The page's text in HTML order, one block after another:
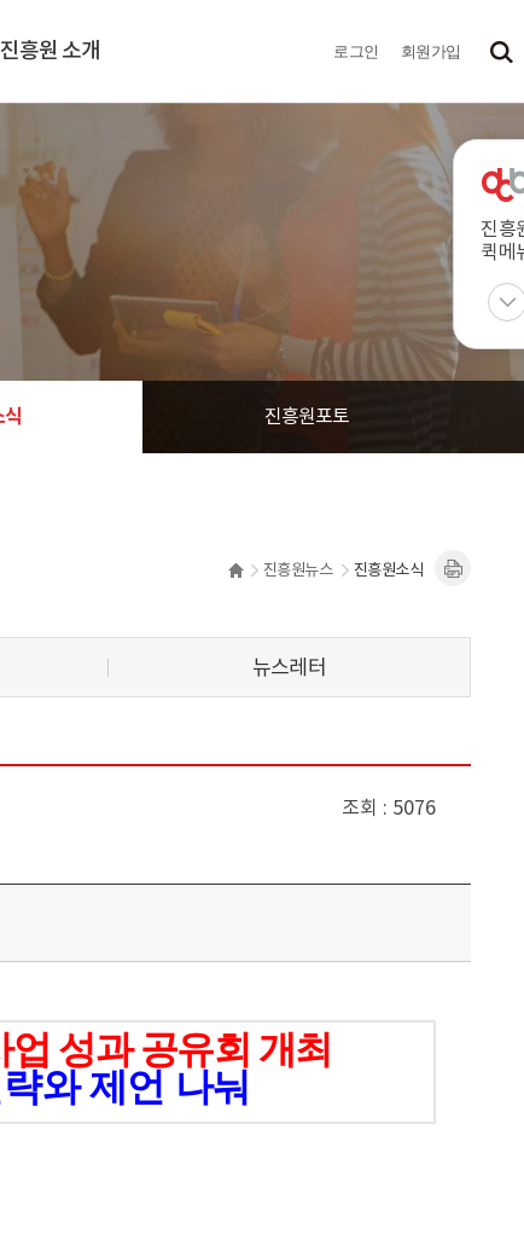
진흥원 소개 로그인 회원가입
진흥
퀵메
진흥원포토
진흥원뉴스 진흥원소식
뉴스레터
조회 5076
성과 공유회 개최
와 제언 나눠